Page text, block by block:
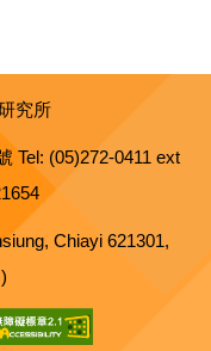
究所
Tel: (05)272-0411 ext
Chiayi 621301,